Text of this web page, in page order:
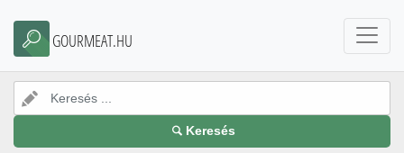
GOURMEAT.HU
Keresés